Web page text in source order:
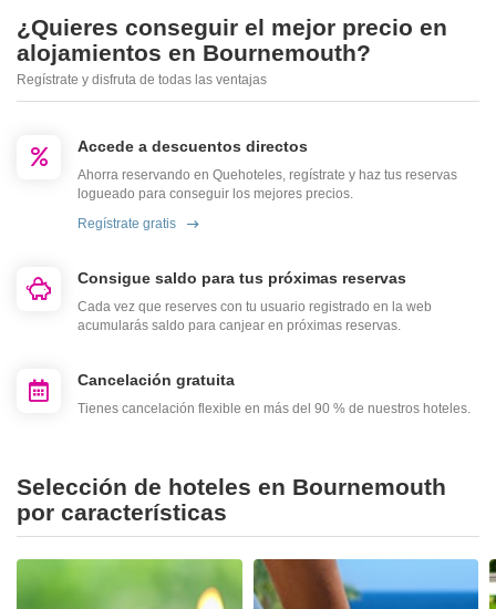
¿Quieres conseguir el mejor precio en
alojamientos en Bournemouth?
Regístrate y disfruta de todas las ventajas
Accede a descuentos directos
Ahorra reservando en Quehoteles, regístrate y haz tus reservas
logueado para conseguir los mejores precios.
Regístrate gratis
Consigue saldo para tus próximas reservas
Cada vez que reserves con tu usuario registrado en la web
acumularás saldo para canjear en próximas reservas.
Cancelación gratuita
Tienes cancelación flexible en más del 90 % de nuestros hoteles.
Selección de hoteles en Bournemouth
por características